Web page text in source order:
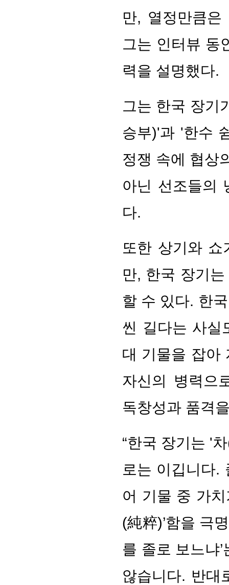
만, 열정만큼
그는 인터뷰 동
력을 설명했다.
그는 한국 장기
승부)'과 '한수
정쟁 속에 협상
아닌 선조들의
다.
또한 상기와
만, 한국 장기
할 수 있다. 한
씬 길다는 사실
대 기물을 잡아
자신의 병력으
독창성과 품격
“한국 장기는 '
로는 이깁니다.
어 기물 중 가
(純粹)’함을 극
를 졸로 보느냐
않습니다. 반대